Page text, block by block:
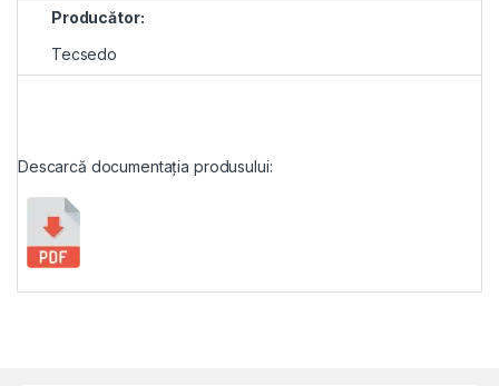
Producător:
Tecsedo
Descarcă documentația produsului: